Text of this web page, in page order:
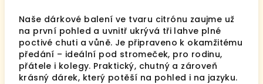
Naše dárkové balení ve tvaru citrónu zaujme už
na první pohled a uvnitř ukrývá tři lahve plné
poctivé chuti a vůně. Je připraveno k okamžitému
předání – ideální pod stromeček, pro rodinu,
přátele i kolegy. Praktický, chutný a zároveň
krásný dárek, který potěší na pohled i na jazyku.